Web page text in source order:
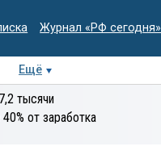
Журнал «РФ сегодня»
Ещё
тысячи
от заработка